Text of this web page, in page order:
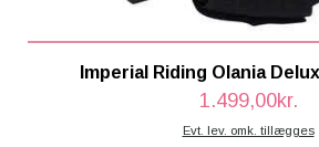
Imperial Riding Olania
1.499,00kr.
Evt. lev. omk. tillægges